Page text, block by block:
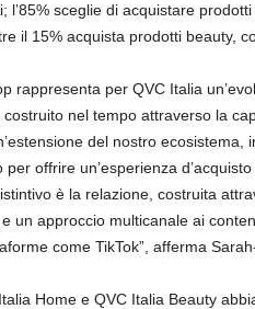
l’85% sceglie di acquistare
il 15% acquista prodotti beauty,
rappresenta per QVC Italia
nel tempo attraverso la
del nostro
per offrire un’esperienza
è la relazione, costruita
un approccio multicanale ai
come TikTok”, afferma
Home e QVC Italia Beauty